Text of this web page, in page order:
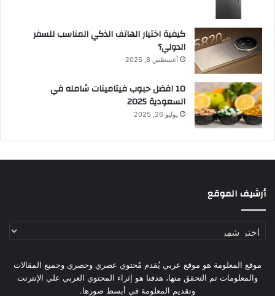
كيفية اختيار الهاتف الذكي المناسب للسفر
الدولي؟
أغسطس 8, 2025
10 افضل حبوب فيتامينات شامله​ في
السعودية 2025
يوليو 26, 2025
أرشيف الموقع
أرشيف
موقع المعلومة هو موقع عربي يُقدم مُحتوي عصري وحصري وجميع المقالات
والمعلومات تم التحقق منها، هدفنا هو إثراء المحتوي العربي علي الإنترنت
وتقديم المعلومة في أبسط صورها.